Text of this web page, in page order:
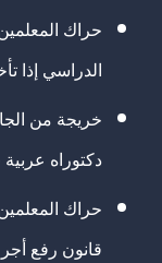
حراك
الدراسي إذا
خريجة من
دكتوراه
حراك
قانون رفع